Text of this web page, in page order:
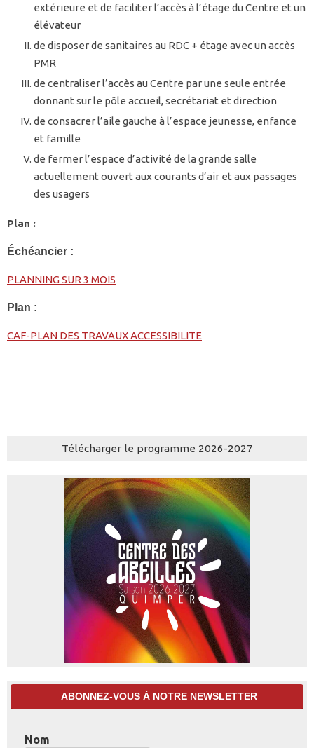
extérieure et de faciliter l’accès à l’étage du Centre et un
élévateur
de disposer de sanitaires au RDC + étage avec un accès
PMR
de centraliser l’accès au Centre par une seule entrée
donnant sur le pôle accueil, secrétariat et direction
de consacrer l’aile gauche à l’espace jeunesse, enfance
et famille
de fermer l’espace d’activité de la grande salle
actuellement ouvert aux courants d’air et aux passages
des usagers
Plan :
Échéancier :
PLANNING SUR 3 MOIS
Plan :
CAF-PLAN DES TRAVAUX ACCESSIBILITE
Télécharger le programme 2026-2027
ABONNEZ-VOUS À NOTRE NEWSLETTER
Nom